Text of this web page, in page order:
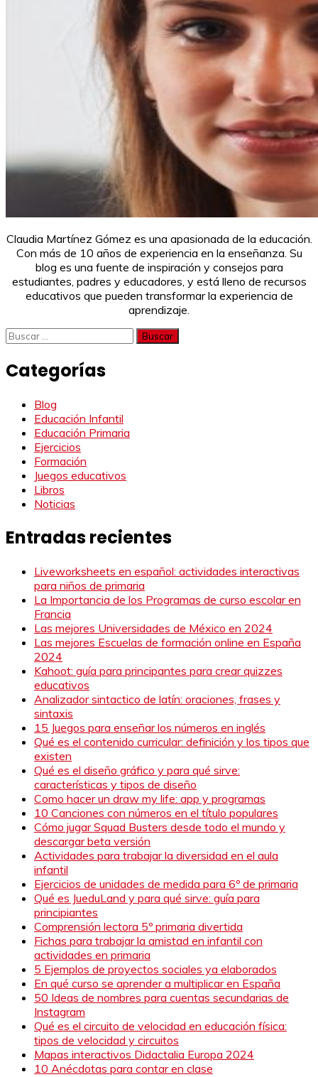
Claudia Martínez Gómez es una apasionada de la educación.
Con más de 10 años de experiencia en la enseñanza. Su
blog es una fuente de inspiración y consejos para
estudiantes, padres y educadores, y está lleno de recursos
educativos que pueden transformar la experiencia de
aprendizaje.
Buscar:
Categorías
Blog
Educación Infantil
Educación Primaria
Ejercicios
Formación
Juegos educativos
Libros
Noticias
Entradas recientes
Liveworksheets en español: actividades interactivas
para niños de primaria
La Importancia de los Programas de curso escolar en
Francia
Las mejores Universidades de México en 2024
Las mejores Escuelas de formación online en España
2024
Kahoot: guía para principantes para crear quizzes
educativos
Analizador sintactico de latín: oraciones, frases y
sintaxis
15 Juegos para enseñar los números en inglés
Qué es el contenido curricular: definición y los tipos que
existen
Qué es el diseño gráfico y para qué sirve:
características y tipos de diseño
Como hacer un draw my life: app y programas
10 Canciones con números en el título populares
Cómo jugar Squad Busters desde todo el mundo y
descargar beta versión
Actividades para trabajar la diversidad en el aula
infantil
Ejercicios de unidades de medida para 6º de primaria
Qué es JueduLand y para qué sirve: guía para
principiantes
Comprensión lectora 5º primaria divertida
Fichas para trabajar la amistad en infantil con
actividades en primaria
5 Ejemplos de proyectos sociales ya elaborados
En qué curso se aprender a multiplicar en España
50 Ideas de nombres para cuentas secundarias de
Instagram
Qué es el circuito de velocidad en educación física:
tipos de velocidad y circuitos
Mapas interactivos Didactalia Europa 2024
10 Anécdotas para contar en clase